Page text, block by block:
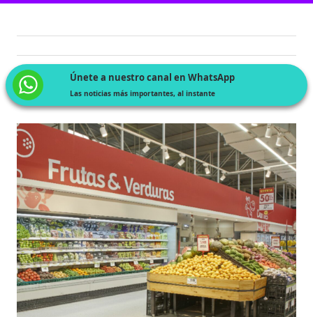
Únete a nuestro canal en WhatsApp
Las noticias más importantes, al instante